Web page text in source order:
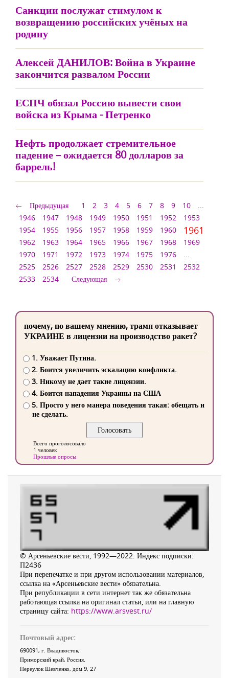
Санкции послужат стимулом к
возвращению российских учёных на
родину
Алексей ДАНИЛОВ: Война в Украине
закончится развалом России
ЕСПЧ обязал Россию вывести свои
войска из Крыма - Петренко
Нефть продолжает стремительное
падение – ожидается 80 долларов за
баррель!
Предыдущая 1 2 3 4 5 6 7 8 9 10
...
1946
1947 1948 1949 1950 1951 1952
1953
1954
1955 1956 1957 1958 1959 1960 1961
1962 1963 1964 1965 1966 1967 1968
1969
1970
1971 1972 1973 1974 1975 1976
...
2525
2526 2527 2528 2529 2530 2531
2532
2533
2534 Следующая
почему, по вашему мнению, трамп отказывает
УКРАИНЕ в лицензии на производство ракет?
1. Уважает Путина.
2. Боится увеличить эскалацию конфликта.
3. Никому не дает такие лицензии.
4. Боится нападения Украины на США
5. Просто у него манера поведения такая: обещать и
не сделать.
Всего проголосовало
1 человек
Прошлые опросы
© Арсеньевские вести, 1992—2022. Индекс подписки:
П2436
При перепечатке и при другом использовании материалов,
ссылка на «Арсеньевские вести» обязательна.
При републикации в сети интернет так же обязательна
работающая ссылка на оригинал статьи, или на главную
страницу сайта: https://www.arsvest.ru/
Почтовый адрес:
690091, г. Владивосток,
Приморский край, Россия
Переулок Шевченко, дом 9, 27